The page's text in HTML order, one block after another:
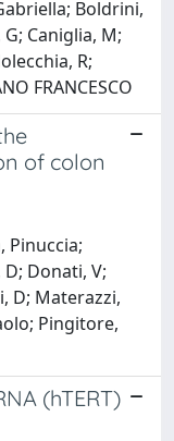
Boldrini,
G; Caniglia, M;
R;
FRANCESCO
of colon
Pinuccia;
D; Donati, V;
D; Materazzi,
Pingitore,
(hTERT)